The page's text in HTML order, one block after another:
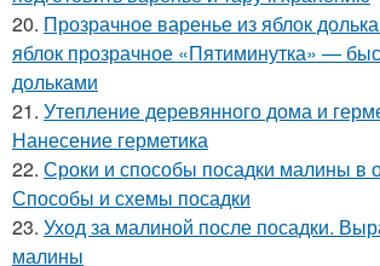
20. Прозрачное варенье из яблок
яблок прозрачное «Пятиминутка» —
дольками
21. Утепление деревянного дома и
Нанесение герметика
22. Сроки и способы посадки малины в
Способы и схемы посадки
23. Уход за малиной после посадки.
малины